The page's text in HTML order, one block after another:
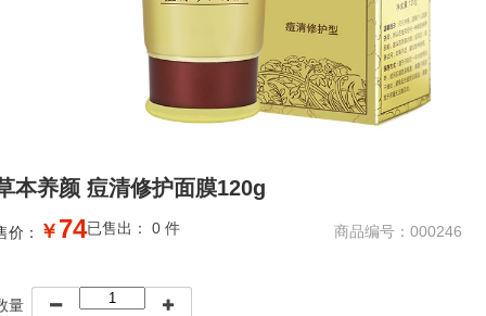
本养颜 痘清修护面膜120g
价： ￥ 74 商品编号：000246
已售出： 0 件
量  